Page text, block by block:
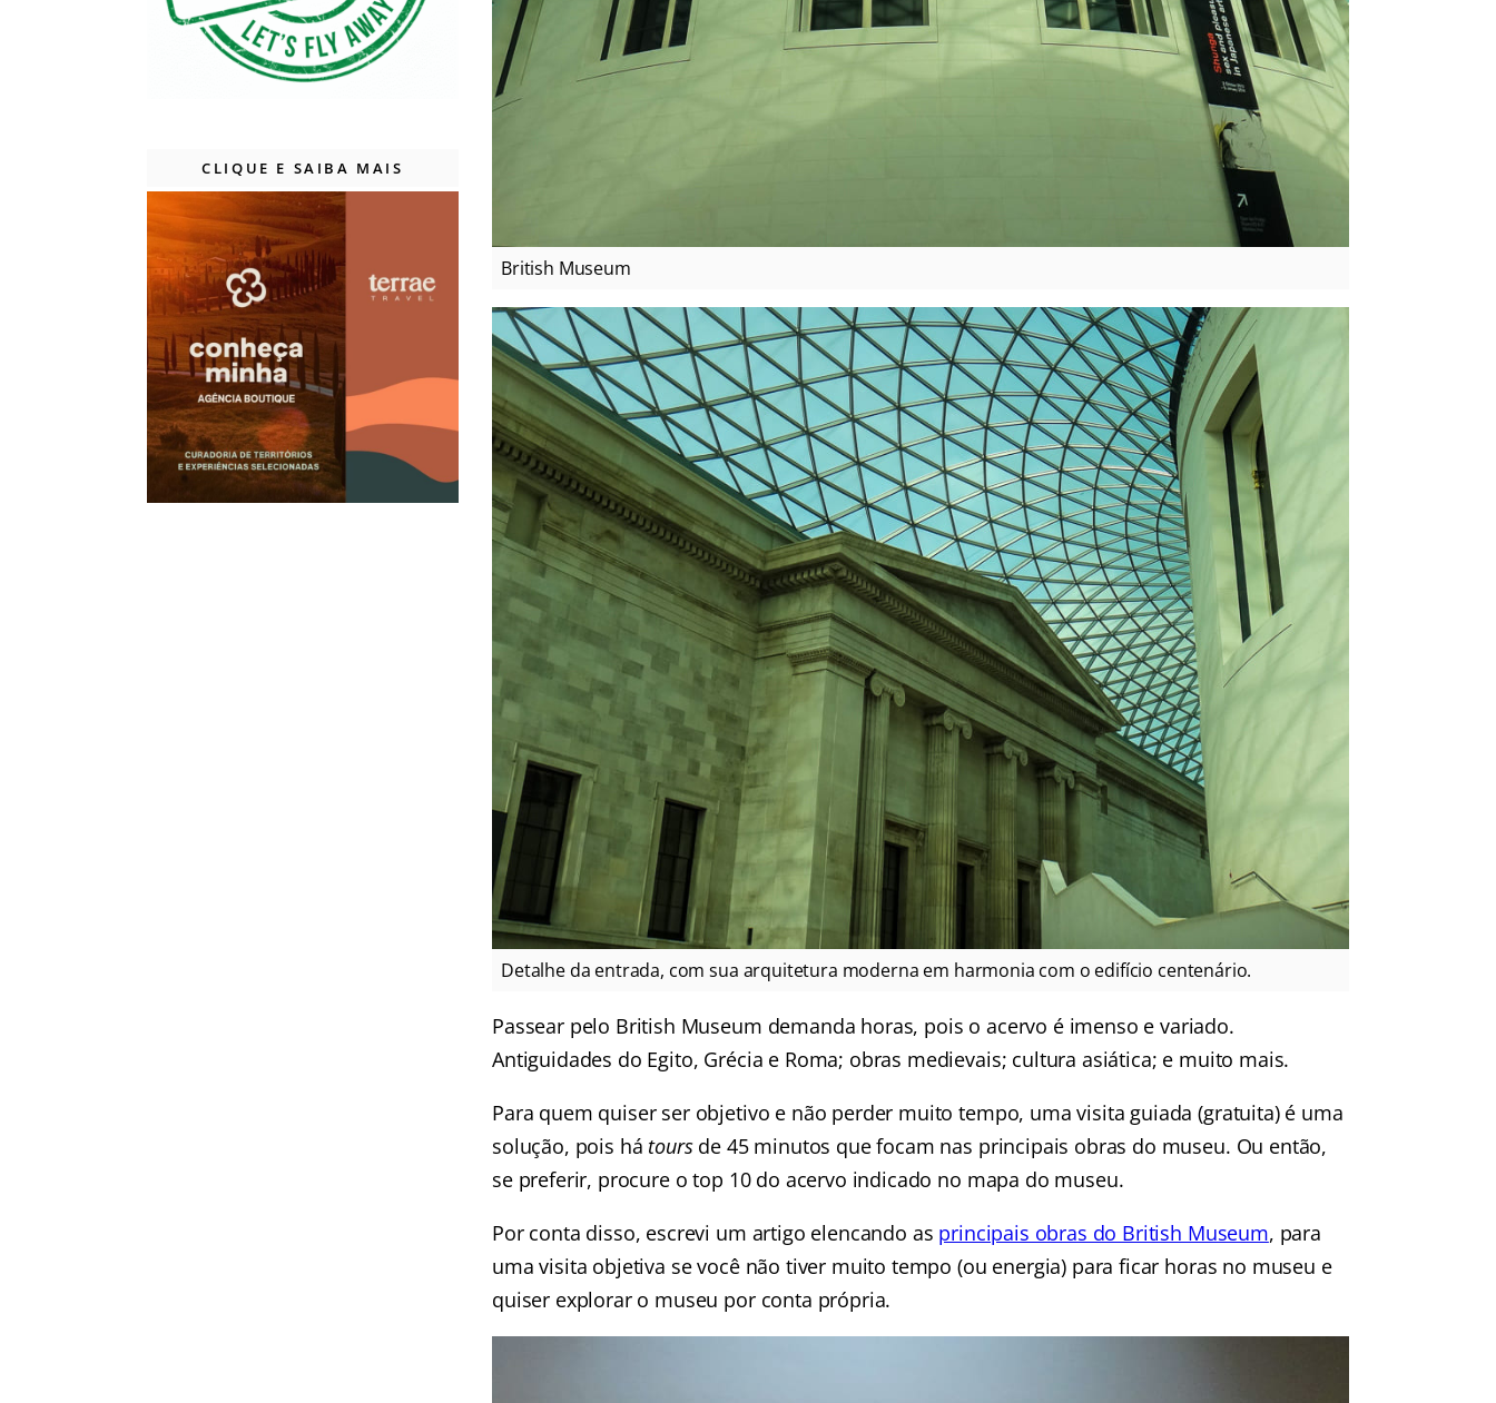
British Museum
Detalhe da entrada, com sua arquitetura moderna em harmonia com o edifício centenário.
Passear pelo British Museum demanda horas, pois o acervo é imenso e variado.
Antiguidades do Egito, Grécia e Roma; obras medievais; cultura asiática; e muito mais.
Para quem quiser ser objetivo e não perder muito tempo, uma visita guiada (gratuita) é uma
solução, pois há toursde 45 minutos que focam nas principais obras do museu. Ou então,
se preferir, procure o top 10 do acervo indicado no mapa do museu.
Por conta disso, escrevi um artigo elencando as principais obras do British Museum, para
uma visita objetiva se você não tiver muito tempo (ou energia) para ficar horas no museu e
quiser explorar o museu por conta própria.
CLIQUE E SAIBA MAIS